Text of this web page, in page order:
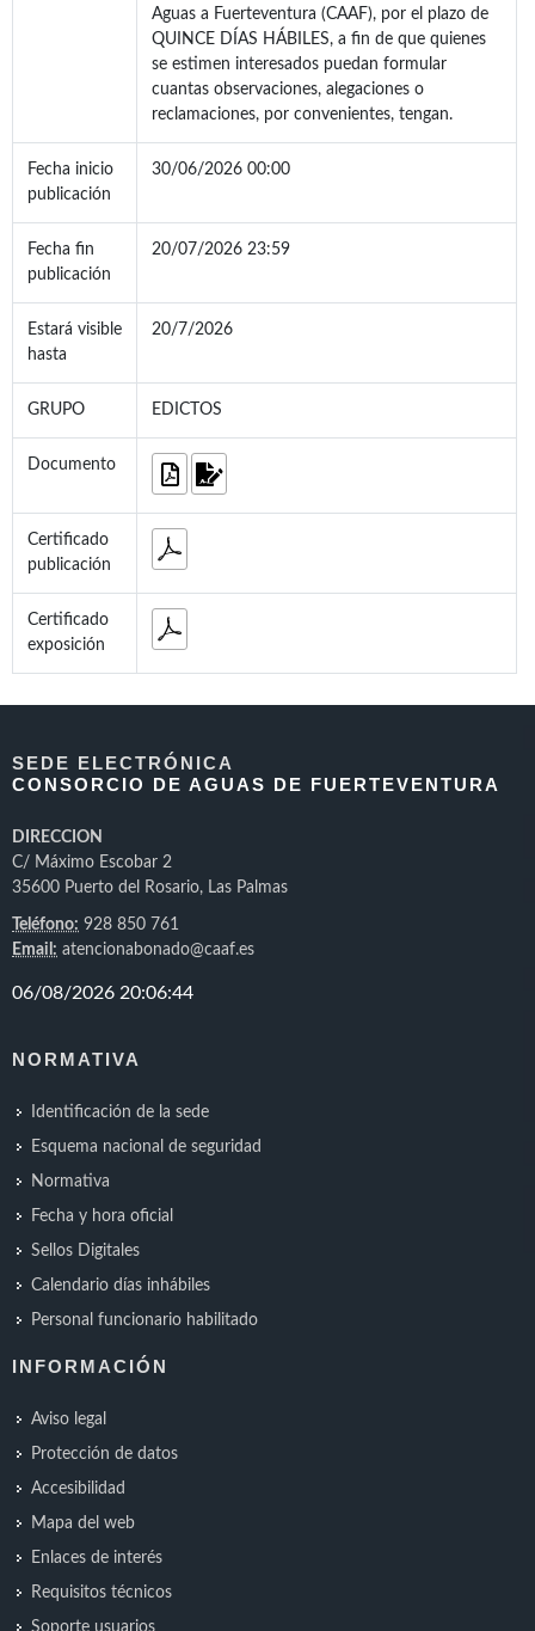
Aguas a Fuerteventura (CAAF), por el plazo de
QUINCE DÍAS HÁBILES, a fin de que quienes
se estimen interesados puedan formular
cuantas observaciones, alegaciones o
reclamaciones, por convenientes, tengan.
Fecha inicio
publicación
30/06/2026 00:00
Fecha fin
publicación
20/07/2026 23:59
Estará visible
hasta
20/7/2026
GRUPO EDICTOS
Documento
Certificado
publicación
Certificado
exposición
SEDE ELECTRÓNICA
CONSORCIO DE AGUAS DE FUERTEVENTURA
DIRECCION
C/ Máximo Escobar 2
35600 Puerto del Rosario, Las Palmas
Teléfono: 928 850 761
Email: atencionabonado@caaf.es
NORMATIVA
Identificación de la sede
Esquema nacional de seguridad
Normativa
Fecha y hora oficial
Sellos Digitales
Calendario días inhábiles
Personal funcionario habilitado
INFORMACIÓN
Aviso legal
Protección de datos
Accesibilidad
Mapa del web
Enlaces de interés
Requisitos técnicos